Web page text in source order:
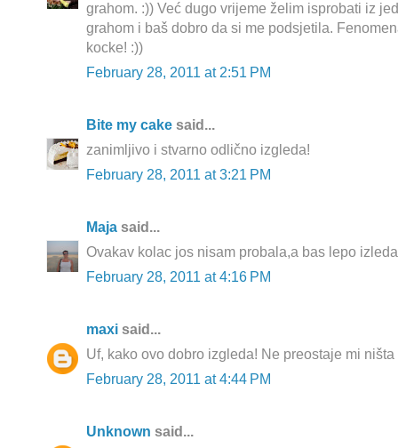
grahom. :)) Već dugo vrijeme želim isprobati iz
grahom i baš dobro da si me podsjetila.
kocke! :))
February 28, 2011 at 2:51 PM
Bite my cake said...
zanimljivo i stvarno odlično izgleda!
February 28, 2011 at 3:21 PM
Maja said...
Ovakav kolac jos nisam probala,a bas lepo
February 28, 2011 at 4:16 PM
maxi said...
Uf, kako ovo dobro izgleda! Ne preostaje mi
February 28, 2011 at 4:44 PM
Unknown said...